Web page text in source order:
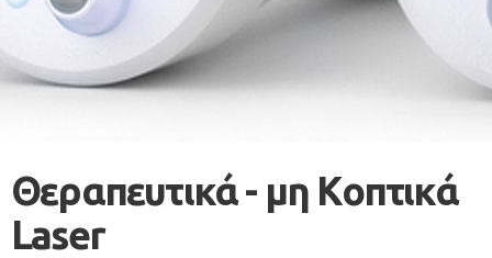
Θεραπευτικά - μη Κοπτικά
Laser